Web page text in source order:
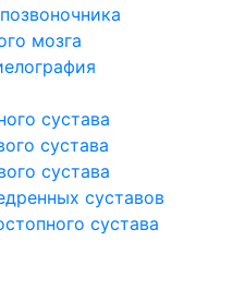
мозга
сустава
сустава
сустава
суставов
сустава